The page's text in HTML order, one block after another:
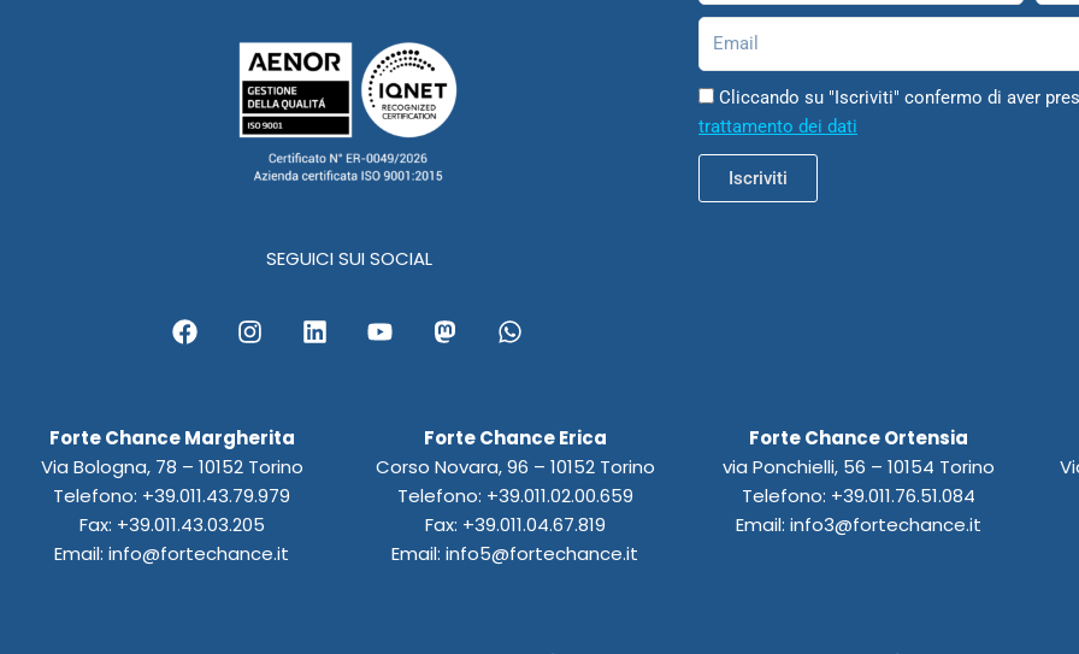
SEGUICI SUI SOCIAL
F
a
o
o
k
I
n
g
r
a
m
L
i
Y
o
e
M
a
d
o
n
W
h
a
p
p
Cliccando su "Iscriviti" confermo di aver
trattamento dei dati
Iscriviti
Forte Chance Margherita
Via Bologna, 78 – 10152 Torino
Telefono: +39.011.43.79.979
Fax: +39.011.43.03.205
Email: info@fortechance.it
Forte Chance Erica
Corso Novara, 96 – 10152 Torino
Telefono: +39.011.02.00.659
Fax: +39.011.04.67.819
Email: info5@fortechance.it
Forte Chance Ortensia
via Ponchielli, 56 – 10154 Torino
Telefono: +39.011.76.51.084
Email: info3@fortechance.it